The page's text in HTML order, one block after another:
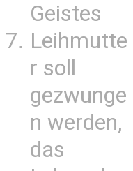
Geistes
Leihmutte
r soll
gezwunge
n werden,
das